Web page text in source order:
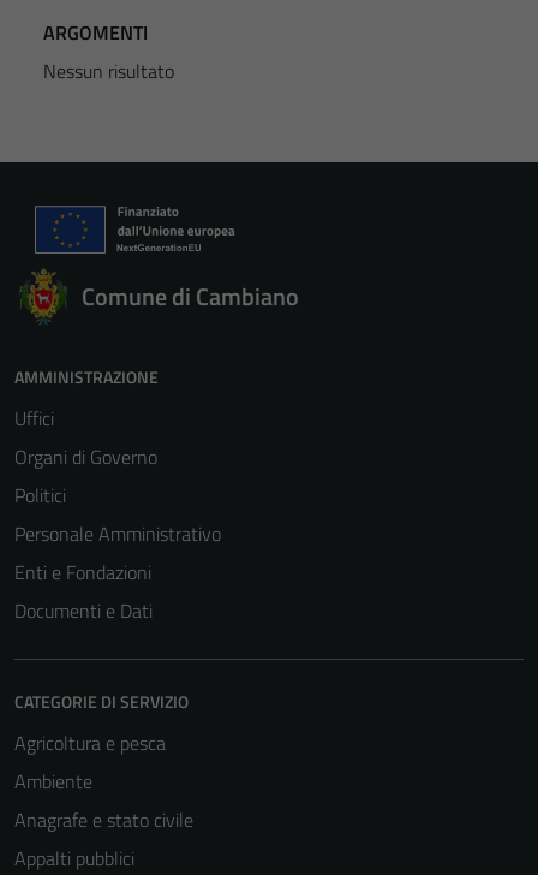
ARGOMENTI
Nessun risultato
Comune di Cambiano
AMMINISTRAZIONE
Uffici
Organi di Governo
Politici
Personale Amministrativo
Enti e Fondazioni
Documenti e Dati
CATEGORIE DI SERVIZIO
Agricoltura e pesca
Ambiente
Anagrafe e stato civile
Appalti pubblici